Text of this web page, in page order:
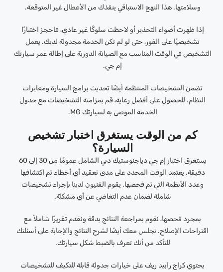
وسلامتها. هذا النهج الاستباقي ينقذك من الأعطال غير المتوقعة.
إذا ظهرت أضواء التحذير أو لاحظت سلوكًا غير عادي، فاحجز اختبارًا
تشخيصيًا على الفور، حتى لو لم تكن الخدمة مجدولة لديك. يعمل
التشخيص في الوقت المناسب مع الصيانة الدورية على إطالة عمر سيارتك
إم جي.
تضمن التشخيصات المنتظمة أيضًا تحديث برامج السيارة ومعايرات
النظام. للحصول على أفضل رعاية، قم بمزامنة التشخيصات مع جدول
الخدمة الموصى به لسيارتك MG.
كم من الوقت يستغرق اختبار تشخيص
السيارة؟
يستغرق اختبار إم جي دياجنوستيك دبي الشامل عمومًا من 30 إلى 60
دقيقة. يعتمد الوقت المحدد على مدى تعقيد أي أخطاء تم اكتشافها
وعدد الأنظمة التي تم فحصها. يقوم الفنيون لدينا بإجراء تشخيصات
شاملة لضمان عدم التغاضي عن أي مشكلة.
بمجرد فحصها، نقوم بمراجعة النتائج بدقة ونقدم تقريرًا شاملاً مع
اقتراحات الإصلاح. نجلس معك أيضًا لشرح النتائج والإجابة على أسئلتك
للتأكد من أنك تعرف بالضبط شكل سيارتك.
يحتوي كراج رابيد ريف على خيارات جدولة قابلة للتكيف للتشخيصات